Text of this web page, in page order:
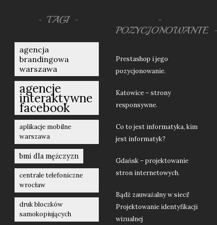
TAGI
agencja
brandingowa
warszawa
agencje
interaktywne
facebook
aplikacje mobilne
warszawa
bmi dla mężczyzn
centrale telefoniczne
wrocław
druk bloczków
samokopiujących
POZYCJONOWANIE
Prestashop i jego
pozycjonowanie.
Katowice – strony
responsywne.
Co to jest informatyka, kim
jest informatyk?
Gdańsk – projektowanie
stron internetowych.
Bądź zauważalny w sieci!
Projektowanie identyfikacji
wizualnej